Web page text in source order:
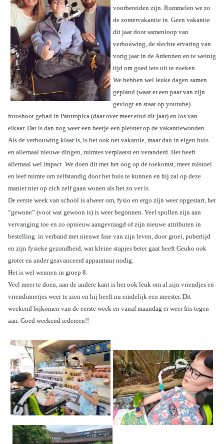
voorbereiden zijn. Rommelen we zo
de zomervakantie in. Geen vakantie
dit jaar door samenloop van
verbouwing, de slechte ervaring van
vorig jaar in de Ardennen en te weinig
tijd om goed iets uit te zoeken.
We hebben wel leuke dagen samen
gepland (waar er een paar van zijn
gevlogt en staat op youtube)
fotoshoot gehad in Pantropica (daar over meer eind dit jaar) en los van
elkaar. Dat is dan nog weer een beetje een pleister op de vakantiewonden.
Als de verbouwing klaar is, is het ook net vakantie, maar dan in eigen huis
en allemaal nieuwe dingen, ruimtes verplaatst en veranderd. Het heeft
allemaal wel impact. We doen dit met het oog op de toekomst, meer rolstoel
en leef ruimte om zelfstandig door het huis te kunnen en hij zal op deze
manier niet op zich zelf gaan wonen als het zo ver is.
De eerste week van school is alweer om, fysio en ergo zijn weer opgestart, het
“gewone” (voor wat gewoon is) is weer begonnen. Veel spullen zijn aan
vervanging toe en zo opnieuw aangevraagd of zijn nieuwe attributen in
bestelling in verband met nieuwe fase van zijn leven, door groei, pubertijd
en zijn fysieke gezondheid, wat kleine stapjes beter gaat heeft Geuko ook
groter en ander geavanceerd apparatuur nodig.
Het is wel wennen in groep 8.
Veel meer te doen, aan de andere kant is het ook leuk om al zijn vriendjes en
vriendinnetjes weer te zien en hij heeft nu eindelijk een meester. Dit
weekend bijkomen van de eerste week en vanaf maandag er weer fris tegen
aan. Goed weekend iedereen!!